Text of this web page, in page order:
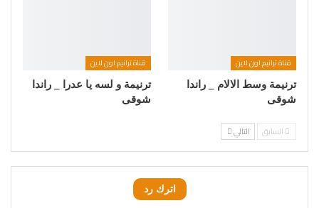
قناة ترانيم اون لاين
ترنيمة وسط الالام _ راندا
شوقى
قناة ترانيم اون لاين
ترنيمة و لسه يا عدرا _ راندا
شوقى
السابق التالي
اترك رد